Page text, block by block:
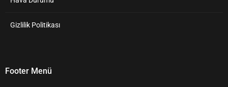
Gizlilik Politikası
Footer Menü